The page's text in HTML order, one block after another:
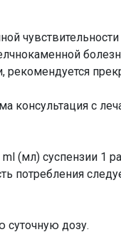
консультация с
(мл) суспензии 1
потребления
дозу.